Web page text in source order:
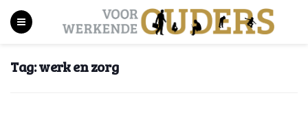
Tag:werk en zorg